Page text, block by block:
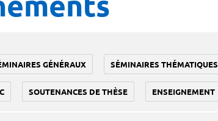
GÉNÉRAUX SÉMINAIRES THÉMATIQUES
SOUTENANCES DE THÈSE ENSEIGNEMENT